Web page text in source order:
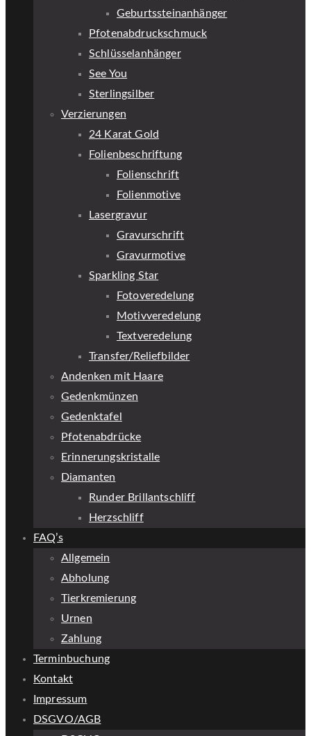
Geburtssteinanhänger
Pfotenabdruckschmuck
Schlüsselanhänger
See You
Sterlingsilber
Verzierungen
24 Karat Gold
Folienbeschriftung
Folienschrift
Folienmotive
Lasergravur
Gravurschrift
Gravurmotive
Sparkling Star
Fotoveredelung
Motivveredelung
Textveredelung
Transfer/Reliefbilder
Andenken mit Haare
Gedenkmünzen
Gedenktafel
Pfotenabdrücke
Erinnerungskristalle
Diamanten
Runder Brillantschliff
Herzschliff
FAQ’s
Allgemein
Abholung
Tierkremierung
Urnen
Zahlung
Terminbuchung
Kontakt
Impressum
DSGVO/AGB